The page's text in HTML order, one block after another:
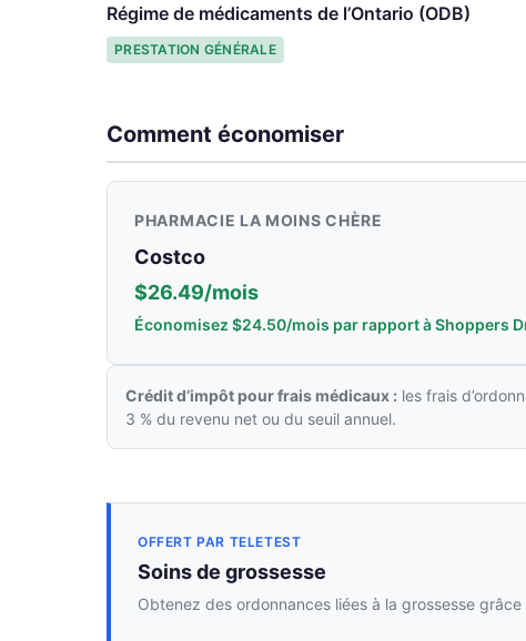
Régime de médicaments de l’Ontario (ODB)
PRESTATION GÉNÉRALE
Comment économiser
PHARMACIE LA MOINS CHÈRE
Costco
$26.49/mois
Économisez $24.50/mois par rapport à Shoppers
Crédit d’impôt pour frais médicaux : les frais
3 % du revenu net ou du seuil annuel.
OFFERT PAR TELETEST
Soins de grossesse
Obtenez des ordonnances liées à la grossesse